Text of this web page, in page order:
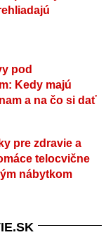
pod
Kedy majú
a na čo si dať
pre zdravie a
telocvične
nábytkom